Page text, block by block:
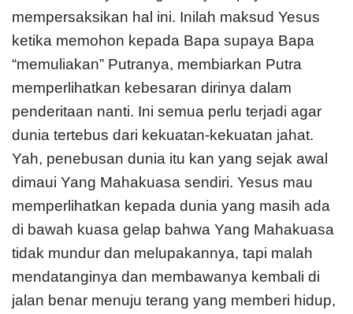
mempersaksikan hal ini. Inilah maksud Yesus
ketika memohon kepada Bapa supaya Bapa
“memuliakan” Putranya, membiarkan Putra
memperlihatkan kebesaran dirinya dalam
penderitaan nanti. Ini semua perlu terjadi agar
dunia tertebus dari kekuatan-kekuatan jahat.
Yah, penebusan dunia itu kan yang sejak awal
dimaui Yang Mahakuasa sendiri. Yesus mau
memperlihatkan kepada dunia yang masih ada
di bawah kuasa gelap bahwa Yang Mahakuasa
tidak mundur dan melupakannya, tapi malah
mendatanginya dan membawanya kembali di
jalan benar menuju terang yang memberi hidup,